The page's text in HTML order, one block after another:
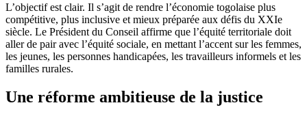
L’objectif est clair. Il s’agit de rendre l’économie togolaise plus
compétitive, plus inclusive et mieux préparée aux défis du XXIe
siècle. Le Président du Conseil affirme que l’équité territoriale doit
aller de pair avec l’équité sociale, en mettant l’accent sur les femmes,
les jeunes, les personnes handicapées, les travailleurs informels et les
familles rurales.
Une réforme ambitieuse de la justice